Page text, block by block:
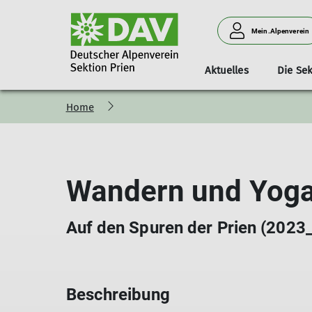
Mein.Alpenverein
Aktuelles
Vereinsgeflüster
Die
Wir über uns Vorstand
Priener Hütte
Kinder- und Jugendklettergruppen
Klimaschutz
Bergwandern Faszination Klettern
Mitgliedschaft
Home
Wandern und
Auf den Spuren der Prien
Beschreibung